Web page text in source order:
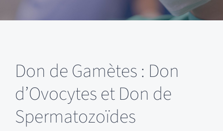
Don de Gamètes : Don
d’Ovocytes et Don de
Spermatozoïdes